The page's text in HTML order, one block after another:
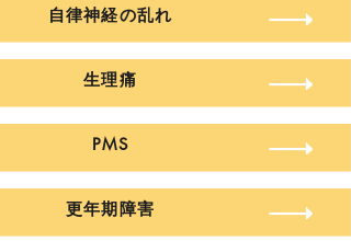
自律神経の乱れ
生理痛
PMS
更年期障害